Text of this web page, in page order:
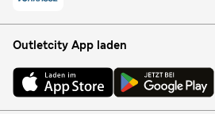
Outletcity App laden